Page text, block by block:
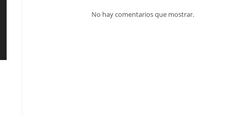
No hay comentarios que mostrar.